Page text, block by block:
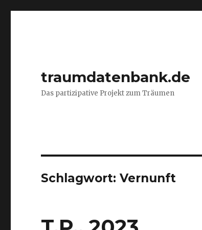
traumdatenbank.de
Das partizipative Projekt zum Träumen
Schlagwort:Vernunft